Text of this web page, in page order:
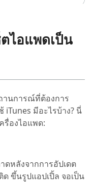
ตไอแพดเป็น
านการณ์ที่ต้องการ
iTunes มีอะไรบ้าง? นี่
รื่องไอแพด:
หลังจากการอัปเดต
ด ขึ้นรูปแอปเปิ้ล จอเป็น